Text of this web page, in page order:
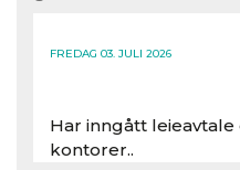
FREDAG 03. JULI 2026
Har inngått
kontorer..